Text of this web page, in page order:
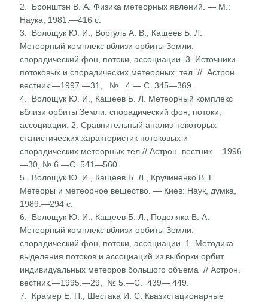
2. Бронштэн В. А. Физика метеорных явлений. — М.:
Наука, 1981.—416 с.
3. Волощук Ю. И., Воргуль А. В., Кащеев Б. Л.
Метеорный комплекс вблизи орбиты Земли:
спорадический фон, пото­ки, ассоциации. 3. Источники
потоковых и спорадических метеорных тел // Астрон.
вестник.—1997.—31, № 4.— С. 345—369.
4. Волощук Ю. И., Кащеев Б. Л. Метеорный комплекс
вблизи орбиты Земли: спорадический фон, потоки,
ассоциации. 2. Сравнительный анализ некоторых
статистических характе­ристик потоковых и
спорадических метеорных тел // Аст­рон. вестник.—1996.
—30, № 6.—С. 541—560.
5. Волощук Ю. И., Кащеев Б. Л., Кручиненко В. Г.
Метеоры и метеорное вещество. — Киев: Наук, думка,
1989.—294 с.
6. Волощук Ю. И., Кащеев Б. Л., Подоляка В. А.
Метеорный комплекс вблизи орбиты Земли:
спорадический фон, пото­ки, ассоциации. 1. Методика
выделения потоков и ассоци­аций из выборки орбит
индивидуальных метеоров большого объема // Астрон.
вестник.—1995.—29, № 5.—С. 439— 449.
7. Крамер Е. П., Шестака И. С. Квазистационарные